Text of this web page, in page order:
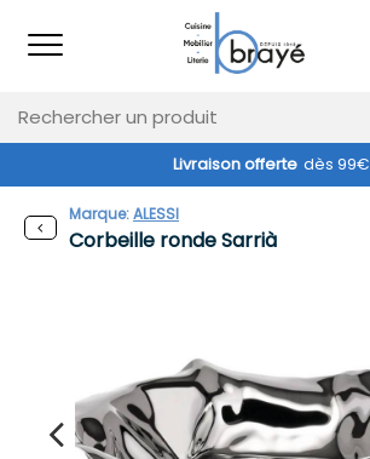
Livraison offerte dès 99€
Corbeille ronde Sarrià
Marque:ALESSI